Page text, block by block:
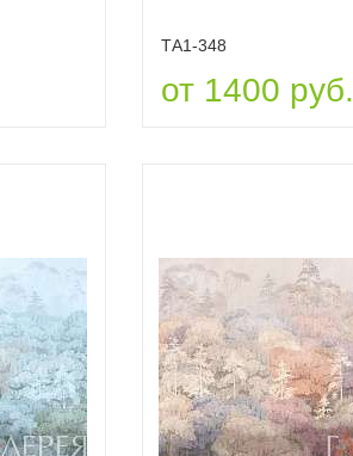
ТА1-348
от 1400 руб.